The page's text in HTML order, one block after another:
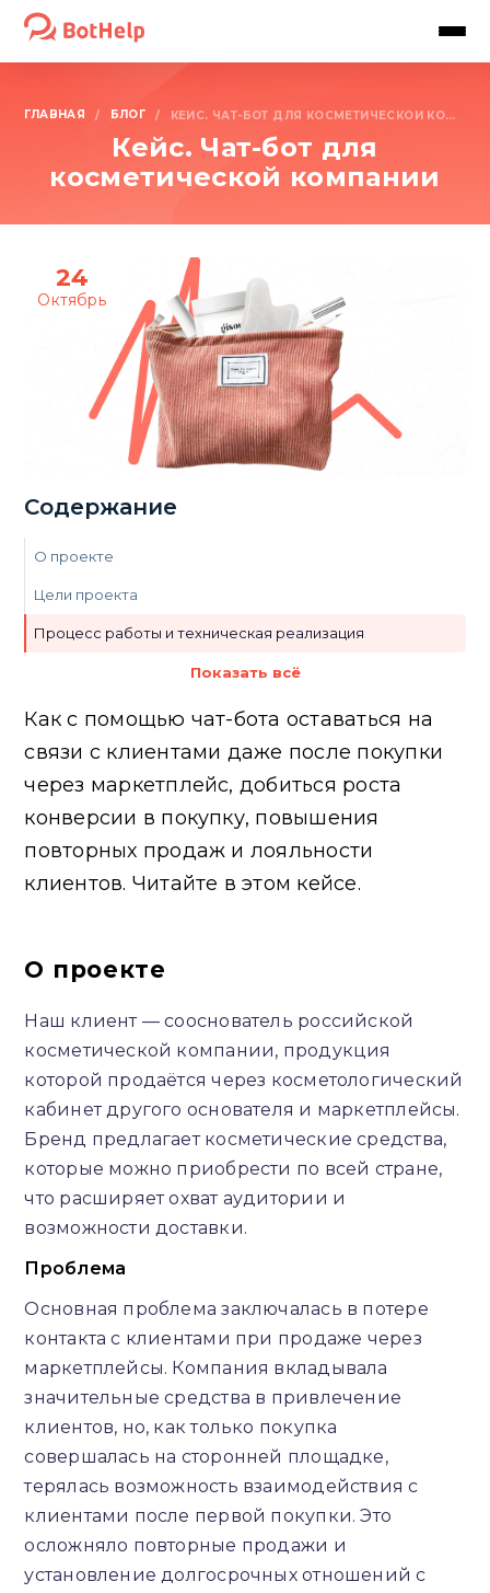
ГЛАВНАЯ / БЛОГ / КЕЙС. ЧАТ-БОТ ДЛЯ КОСМЕТИЧЕСКОЙ КОМПАНИИ
Кейс. Чат-бот для
косметической компании
24
Октябрь
Содержание
О проекте
Цели проекта
Процесс работы и техническая реализация
Результаты и метрики
Итоги и выводы
Показать всё
Как с помощью чат-бота оставаться на
связи с клиентами даже после покупки
через маркетплейс, добиться роста
конверсии в покупку, повышения
повторных продаж и лояльности
клиентов. Читайте в этом кейсе.
О проекте
Наш клиент — сооснователь российской
косметической компании, продукция
которой продаётся через косметологический
кабинет другого основателя и маркетплейсы.
Бренд предлагает косметические средства,
которые можно приобрести по всей стране,
что расширяет охват аудитории и
возможности доставки.
Проблема
Основная проблема заключалась в потере
контакта с клиентами при продаже через
маркетплейсы. Компания вкладывала
значительные средства в привлечение
клиентов, но, как только покупка
совершалась на сторонней площадке,
терялась возможность взаимодействия с
клиентами после первой покупки. Это
осложняло повторные продажи и
установление долгосрочных отношений с